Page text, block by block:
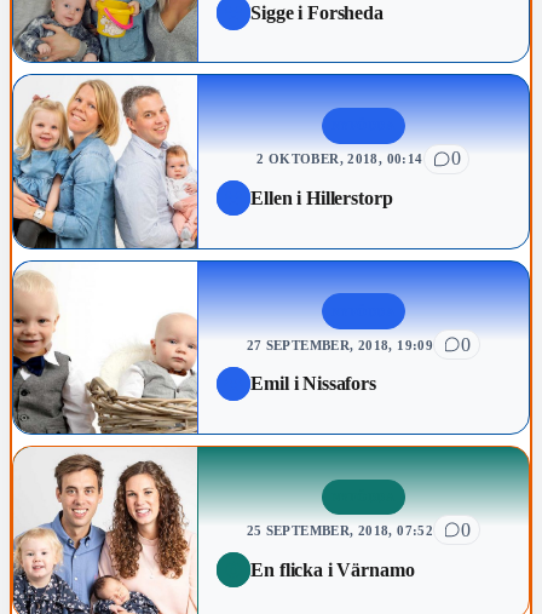
Sigge i Forsheda
2 OKTOBER, 2018, 00:14
0
Ellen i Hillerstorp
27 SEPTEMBER, 2018, 19:09
0
Emil i Nissafors
25 SEPTEMBER, 2018, 07:52
0
En flicka i Värnamo